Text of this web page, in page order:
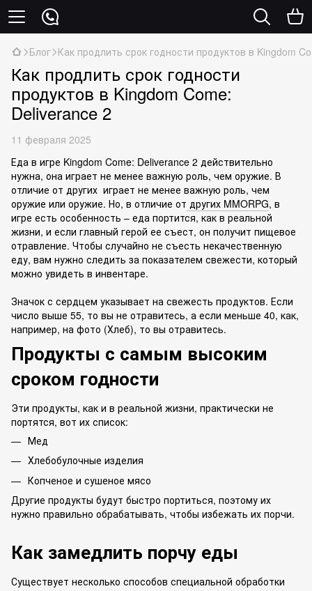
Блог Как продлить срок годности продуктов в Kingdom
Как продлить срок годности
продуктов в Kingdom Come:
Deliverance 2
11 февраля 2025
Еда в игре Kingdom Come: Deliverance 2 действительно
нужна, она играет не менее важную роль, чем оружие. В
отличие от других играет не менее важную роль, чем
оружие или оружие. Но, в отличие от других MMORPG, в
игре есть особенность – еда портится, как в реальной
жизни, и если главный герой ее съест, он получит пищевое
отравление. Чтобы случайно не съесть некачественную
еду, вам нужно следить за показателем свежести, который
можно увидеть в инвентаре.
Значок с сердцем указывает на свежесть продуктов. Если
число выше 55, то вы не отравитесь, а если меньше 40, как,
например, на фото (Хлеб), то вы отравитесь.
Продукты с самым высоким
сроком годности
Эти продукты, как и в реальной жизни, практически не
портятся, вот их список:
Мед
Хлебобулочные изделия
Копченое и сушеное мясо
Другие продукты будут быстро портиться, поэтому их
нужно правильно обрабатывать, чтобы избежать их порчи.
Как замедлить порчу еды
Существует несколько способов специальной обработки